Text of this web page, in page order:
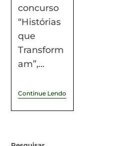
concurso
“Histórias
que
Transform
am”,…
Continue Lendo